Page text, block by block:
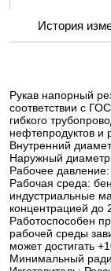
История
Рукав напорный
соответствии с
гибкого
нефтепродуктов и
Внутренний
Наружный
Рабочее
Рабочая среда:
индустриальные
концентрацией до
Работоспособен
рабочей среды
может достигать
Минимальный